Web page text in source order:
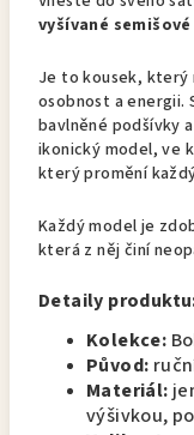
vyšívané
Je to kousek, který
osobnost a energii.
bavlněné podšívky
ikonický model, ve
který promění
Každý model je
která z něj činí
Detaily
Kolekce:
Původ:
Materiál:
výšivkou,